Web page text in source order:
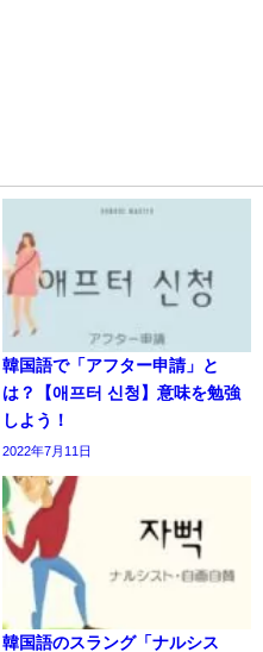
韓国語で「アフター申請」と
は？【애프터 신청】意味を勉強
しよう！
2022年7月11日
韓国語のスラング「ナルシス